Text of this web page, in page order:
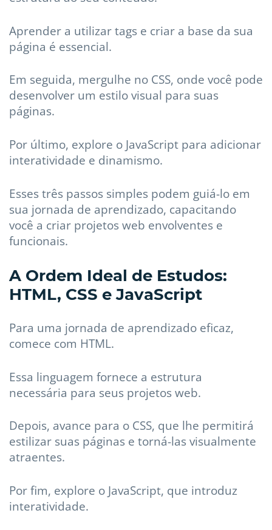
Aprender a utilizar tags e criar a base da sua
página é essencial.
Em seguida, mergulhe no CSS, onde você pode
desenvolver um estilo visual para suas
páginas.
Por último, explore o JavaScript para adicionar
interatividade e dinamismo.
Esses três passos simples podem guiá-lo em
sua jornada de aprendizado, capacitando
você a criar projetos web envolventes e
funcionais.
A Ordem Ideal de Estudos:
HTML, CSS e JavaScript
Para uma jornada de aprendizado eficaz,
comece com HTML.
Essa linguagem fornece a estrutura
necessária para seus projetos web.
Depois, avance para o CSS, que lhe permitirá
estilizar suas páginas e torná-las visualmente
atraentes.
Por fim, explore o JavaScript, que introduz
interatividade.